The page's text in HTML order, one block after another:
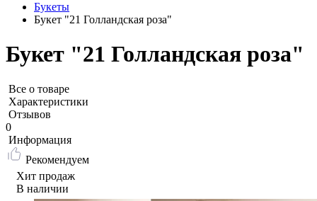
Букеты
Букет "21 Голландская роза"
Букет "21 Голландская роза"
Все о товаре
Характеристики
Отзывов
0
Информация
Рекомендуем
Хит продаж
В наличии